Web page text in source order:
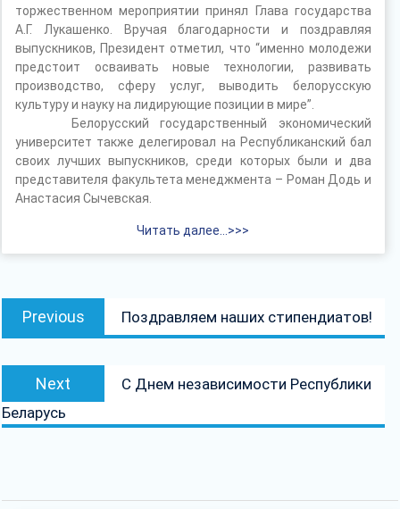
торжественном мероприятии принял Глава государства
А.Г. Лукашенко. Вручая благодарности и поздравляя
выпускников, Президент отметил, что “именно молодежи
предстоит осваивать новые технологии, развивать
производство, сферу услуг, выводить белорусскую
культуру и науку на лидирующие позиции в мире”.
Белорусский государственный экономический
университет также делегировал на Республиканский бал
своих лучших выпускников, среди которых были и два
представителя факультета менеджмента – Роман Додь и
Анастасия Сычевская.
Читать далее…>>>
Навігацыя
Previous
post:
Поздравляем наших стипендиатов!
Next
post:
С Днем независимости Республики
Беларусь